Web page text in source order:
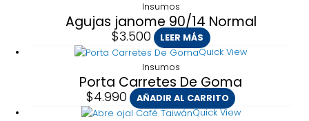
Insumos
Agujas janome 90/14 Normal
$3.500
LEER MÁS
Quick View
Insumos
Porta Carretes De Goma
$4.990
AÑADIR AL CARRITO
Quick View